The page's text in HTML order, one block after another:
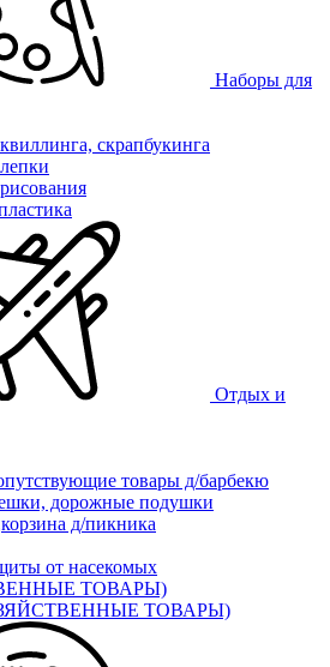
Наборы для
скрапбукинга
Отдых и
товары д/барбекю
дорожные подушки
д/пикника
от насекомых
ТОВАРЫ)
ТОВАРЫ)